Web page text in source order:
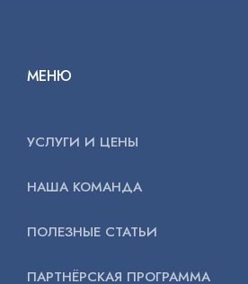
МЕНЮ
УСЛУГИ И ЦЕНЫ
НАША КОМАНДА
ПОЛЕЗНЫЕ СТАТЬИ
ПАРТНЁРСКАЯ ПРОГРАММА